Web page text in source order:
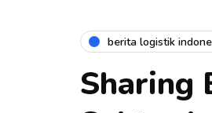
berita logistik
Sharing